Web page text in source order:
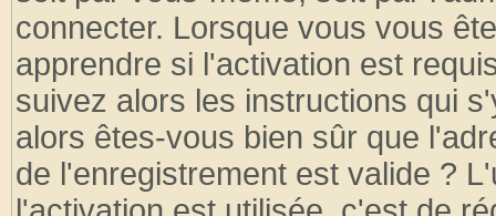
connecter. Lorsque vous vous
apprendre si l'activation est
suivez alors les instructions qui
alors êtes-vous bien sûr que
de l'enregistrement est valide ?